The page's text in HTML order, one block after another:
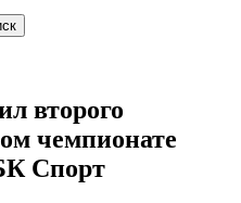
второго
чемпионате
Спорт